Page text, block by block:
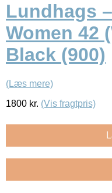
Lundhags
Women 42
Black (900)
(Læs mere)
1800 kr. (Vis fragtpris)